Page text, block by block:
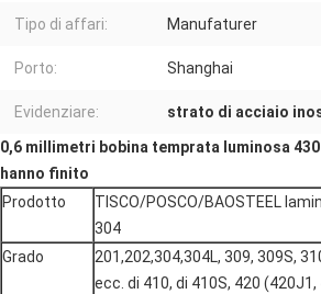
Tipo di affari: Manufaturer
Porto: Shanghai
Evidenziare: strato di acciaio
0,6 millimetri bobina temprata luminosa
hanno finito
Prodotto
TISCO/POSCO/BAOSTEEL
304
Grado
201,202,304,304L, 309, 309S,
ecc. di 410, di 410S, 420 (420J1,